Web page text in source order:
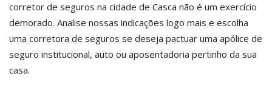
corretor de seguros na cidade de Casca não é um exercício
demorado. Analise nossas indicações logo mais e escolha
uma corretora de seguros se deseja pactuar uma apólice de
seguro institucional, auto ou aposentadoria pertinho da sua
casa.